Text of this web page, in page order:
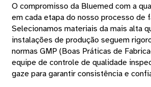
O compromisso da Bluemed ​​com a
em cada etapa do nosso processo de
Selecionamos materiais da mais alta
instalações de produção seguem
normas GMP (Boas Práticas de
equipe de controle de qualidade
gaze para garantir consistência e